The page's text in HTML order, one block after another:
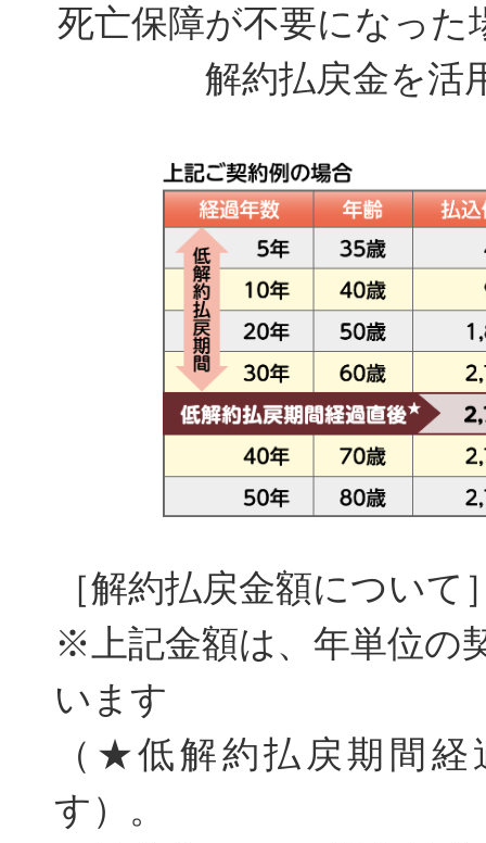
死亡保障が不要になった
解約払戻金を活
［解約払戻金額について
※上記金額は、年単位の
います
（★低解約払戻期間
す）。